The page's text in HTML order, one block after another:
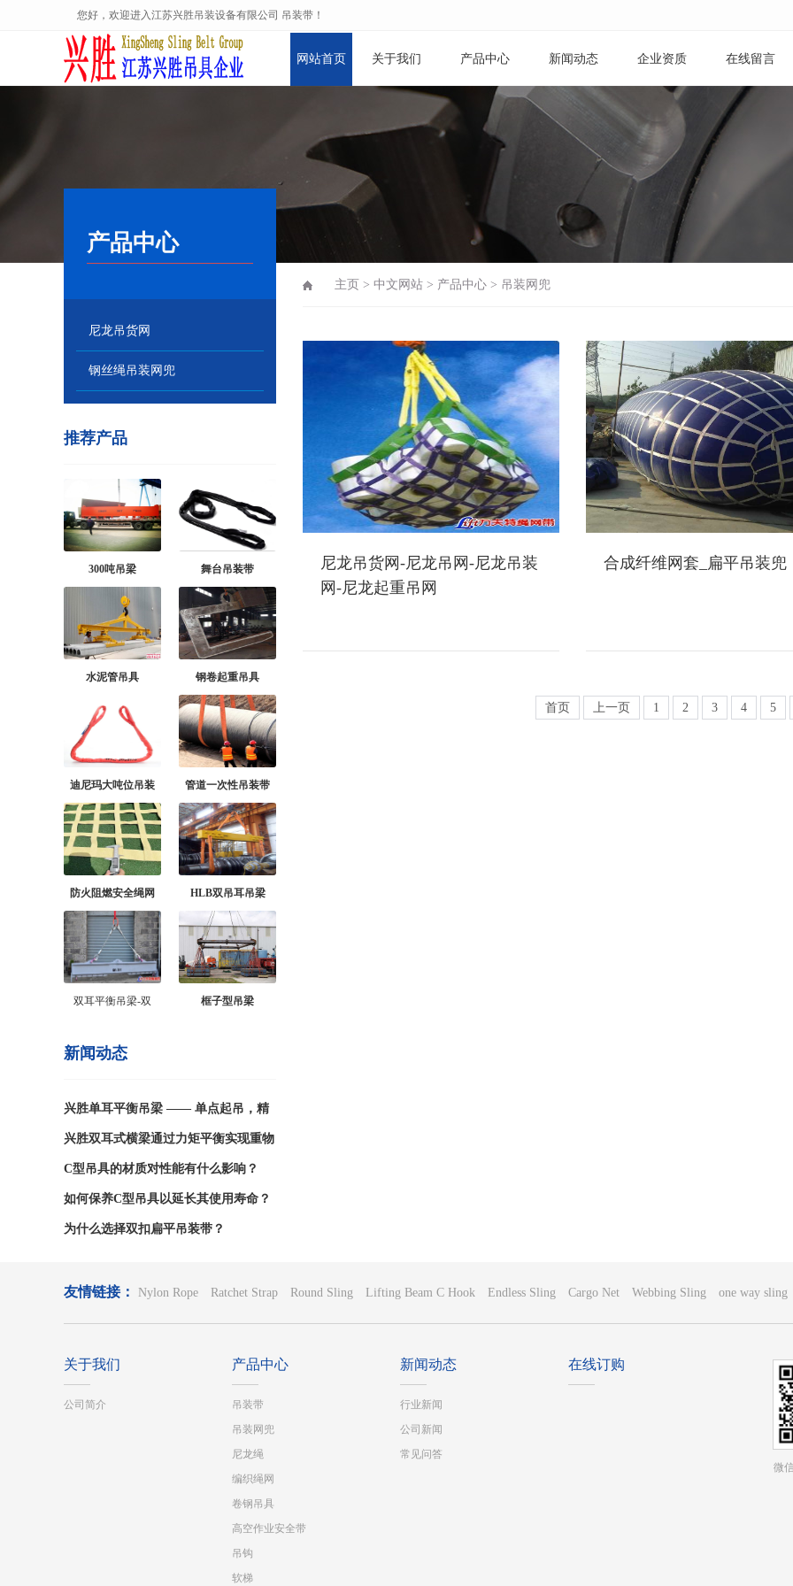
您好，欢迎进入江苏兴胜吊装设备有限公司 吊装带！
网站首页 关于我们 产品中心 新闻动态 企业资质 在线留言
产品中心
尼龙吊货网
钢丝绳吊装网兜
推荐产品
300吨吊梁 舞台吊装带
水泥管吊具 钢卷起重吊具
迪尼玛大吨位吊装 管道一次性吊装带
防火阻燃安全绳网 HLB双吊耳吊梁
双耳平衡吊梁-双 框子型吊梁
新闻动态
兴胜单耳平衡吊梁 —— 单点起吊，精
准平衡重载吊运
兴胜双耳式横梁通过力矩平衡实现重物
平稳吊运,双侧对称吊耳协同作用,自动
补偿吊点偏差
C型吊具的材质对性能有什么影响？
如何保养C型吊具以延长其使用寿命？
为什么选择双扣扁平吊装带？
主页 > 中文网站 > 产品中心 > 吊装网兜
尼龙吊货网-尼龙吊网-尼龙吊装
网-尼龙起重吊网
合成纤维网套_扁平吊装兜
首页 上一页 1 2 3 4 5
友情链接： Nylon Rope Ratchet Strap Round Sling Lifting Beam C Hook Endless Sling Cargo Net Webbing Sling one way sling
关于我们
公司简介
产品中心
吊装带
吊装网兜
尼龙绳
编织绳网
卷钢吊具
高空作业安全带
吊钩
软梯
新闻动态
行业新闻
公司新闻
常见问答
在线订购
微